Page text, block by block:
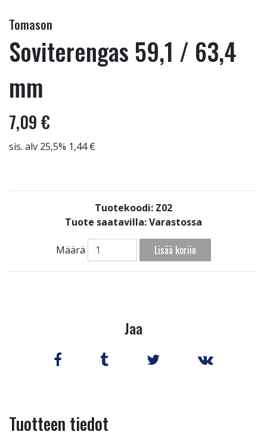
Tomason
Soviterengas 59,1 / 63,4
mm
7,09 €
sis. alv 25,5% 1,44 €
Tuotekoodi: Z02
Tuote saatavilla:Varastossa
Määrä Lisää koriin
Jaa
Tuotteen tiedot